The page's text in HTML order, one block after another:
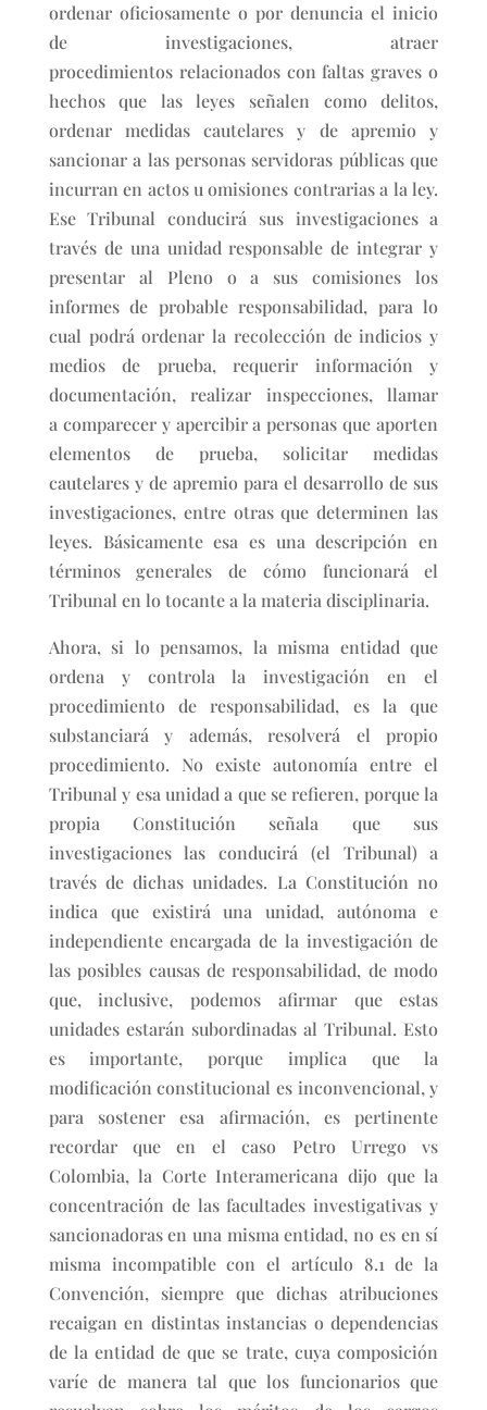
ordenar oficiosamente o por denuncia el inicio
de investigaciones, atraer
procedimientos relacionados con faltas graves o
hechos que las leyes señalen como delitos,
ordenar medidas cautelares y de apremio y
sancionar a las personas servidoras públicas que
incurran en actos u omisiones contrarias a la ley.
Ese Tribunal conducirá sus investigaciones a
través de una unidad responsable de integrar y
presentar al Pleno o a sus comisiones los
informes de probable responsabilidad, para lo
cual podrá ordenar la recolección de indicios y
medios de prueba, requerir información y
documentación, realizar inspecciones, llamar
a comparecer y apercibir a personas que aporten
elementos de prueba, solicitar medidas
cautelares y de apremio para el desarrollo de sus
investigaciones, entre otras que determinen las
leyes. Básicamente esa es una descripción en
términos generales de cómo funcionará el
Tribunal en lo tocante a la materia disciplinaria.
Ahora, si lo pensamos, la misma entidad que
ordena y controla la investigación en el
procedimiento de responsabilidad, es la que
substanciará y además, resolverá el propio
procedimiento. No existe autonomía entre el
Tribunal y esa unidad a que se refieren, porque la
propia Constitución señala que sus
investigaciones las conducirá (el Tribunal) a
través de dichas unidades. La Constitución no
indica que existirá una unidad, autónoma e
independiente encargada de la investigación de
las posibles causas de responsabilidad, de modo
que, inclusive, podemos afirmar que estas
unidades estarán subordinadas al Tribunal. Esto
es importante, porque implica que la
modificación constitucional es inconvencional, y
para sostener esa afirmación, es pertinente
recordar que en el caso Petro Urrego vs
Colombia, la Corte Interamericana dijo que la
concentración de las facultades investigativas y
sancionadoras en una misma entidad, no es en sí
misma incompatible con el artículo 8.1 de la
Convención, siempre que dichas atribuciones
recaigan en distintas instancias o dependencias
de la entidad de que se trate, cuya composición
varíe de manera tal que los funcionarios que